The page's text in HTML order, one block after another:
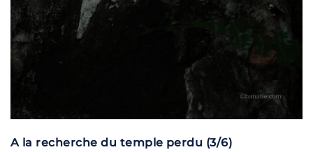
A la recherche du temple perdu (3/6)